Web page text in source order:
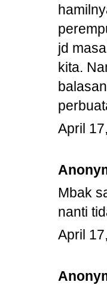
jd
kita.
April
Mbak
nanti
April